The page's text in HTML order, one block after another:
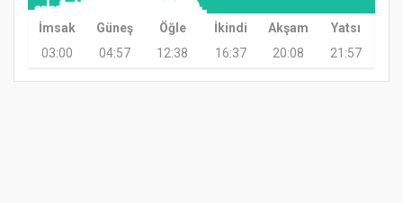
İmsak Güneş Öğle İkindi Akşam
Yatsı
03:00
04:57 12:38 16:37 20:08 21:57